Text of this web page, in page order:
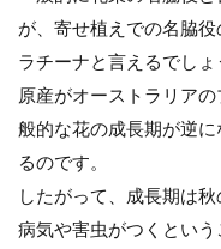
が、寄せ植えでの名脇
ラチーナと言えるでしょ
原産がオーストラリア
般的な花の成長期が逆
るのです。
したがって、成長期は秋
病気や害虫がつくとい